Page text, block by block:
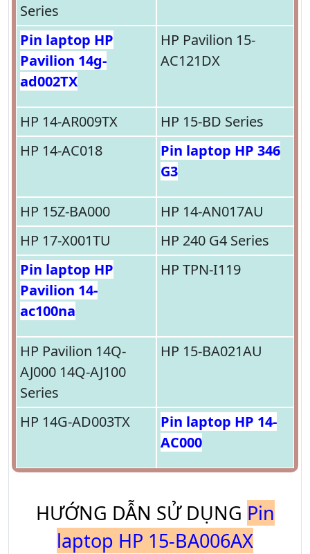
Series
Pin laptop HP
Pavilion 14g-
ad002TX
HP Pavilion 15-
AC121DX
HP 14-AR009TX
HP 15-BD Series
HP 14-AC018
Pin laptop HP 346
G3
HP 15Z-BA000
HP 14-AN017AU
HP 17-X001TU
HP 240 G4 Series
Pin laptop HP
Pavilion 14-
ac100na
HP TPN-I119
HP Pavilion 14Q-
AJ000 14Q-AJ100
Series
HP 15-BA021AU
HP 14G-AD003TX
Pin laptop HP 14-
AC000
HƯỚNG DẪN SỬ DỤNG Pin
laptop HP 15-BA006AX